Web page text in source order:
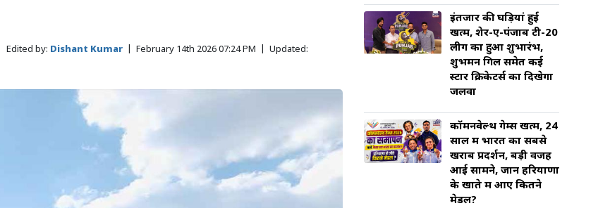
Edited by: Dishant Kumar February 14th 2026 07:24 PM
Updated:
इंतजार की घड़ियां हुई
खत्म, शेर-ए-पंजाब टी-20
लीग का हुआ शुभारंभ,
शुभमन गिल समेत कई
स्टार क्रिकेटर्स का दिखेगा
जलवा
कॉमनवेल्थ गेम्स खत्म, 24
साल में भारत का सबसे
खराब प्रदर्शन, बड़ी वजह
आई सामने, जानें हरियाणा
के खाते में आए कितने
मेडल?